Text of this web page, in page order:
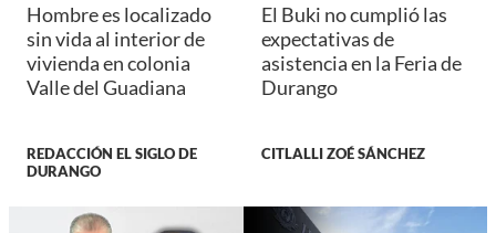
Hombre es localizado
sin vida al interior de
vivienda en colonia
Valle del Guadiana
REDACCIÓN EL SIGLO DE
DURANGO
El Buki no cumplió las
expectativas de
asistencia en la Feria de
Durango
CITLALLI ZOÉ SÁNCHEZ